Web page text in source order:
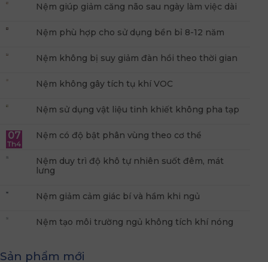
Nệm giúp giảm căng não sau ngày làm việc dài
Nệm phù hợp cho sử dụng bền bỉ 8-12 năm
Nệm không bị suy giảm đàn hồi theo thời gian
Nệm không gây tích tụ khí VOC
Nệm sử dụng vật liệu tinh khiết không pha tạp
07
Th4
Nệm có độ bật phân vùng theo cơ thể
Nệm duy trì độ khô tự nhiên suốt đêm, mát
lưng
Nệm giảm cảm giác bí và hầm khi ngủ
Nệm tạo môi trường ngủ không tích khí nóng
Sản phẩm mới